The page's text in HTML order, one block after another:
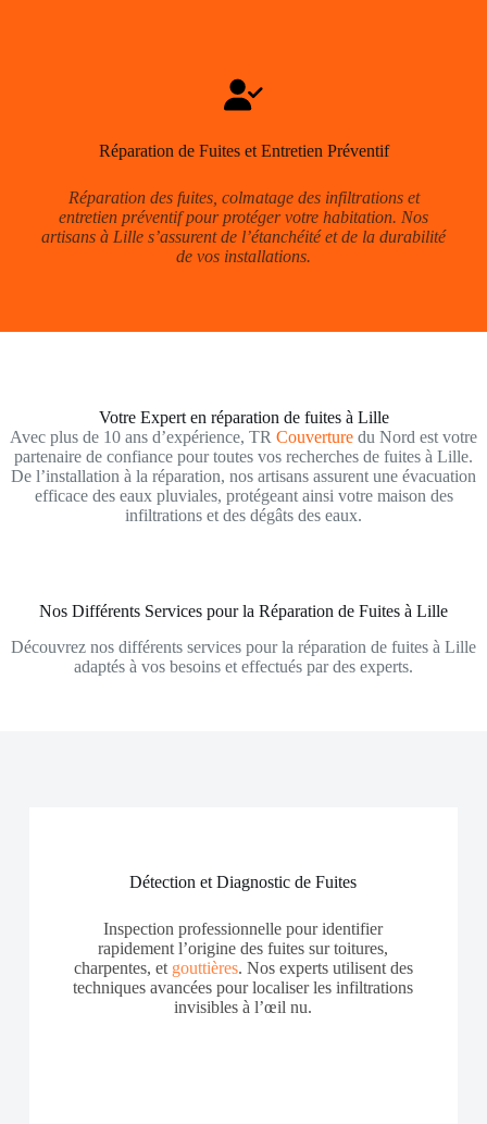
Réparation de Fuites et Entretien Préventif
Réparation des fuites, colmatage des infiltrations et
entretien préventif pour protéger votre habitation. Nos
artisans à Lille s’assurent de l’étanchéité et de la durabilité
de vos installations.
Votre Expert en réparation de fuites à Lille
Avec plus de 10 ans d’expérience, TR Couverture du Nord est votre
partenaire de confiance pour toutes vos recherches de fuites à Lille.
De l’installation à la réparation, nos artisans assurent une évacuation
efficace des eaux pluviales, protégeant ainsi votre maison des
infiltrations et des dégâts des eaux.
Nos Différents Services pour la Réparation de Fuites à Lille
Découvrez nos différents services pour la réparation de fuites à Lille
adaptés à vos besoins et effectués par des experts.
Détection et Diagnostic de Fuites
Inspection professionnelle pour identifier
rapidement l’origine des fuites sur toitures,
charpentes, et gouttières. Nos experts utilisent des
techniques avancées pour localiser les infiltrations
invisibles à l’œil nu.